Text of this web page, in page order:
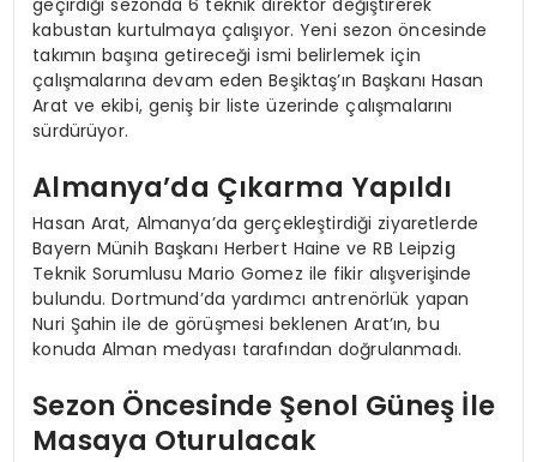
kabustan kurtulmaya çalışıyor. Yeni sezon öncesinde
takımın başına getireceği ismi belirlemek için
çalışmalarına devam eden Beşiktaş’ın Başkanı Hasan
Arat ve ekibi, geniş bir liste üzerinde çalışmalarını
sürdürüyor.
Almanya’da Çıkarma Yapıldı
Hasan Arat, Almanya’da gerçekleştirdiği ziyaretlerde
Bayern Münih Başkanı Herbert Haine ve RB Leipzig
Teknik Sorumlusu Mario Gomez ile fikir alışverişinde
bulundu. Dortmund’da yardımcı antrenörlük yapan
Nuri Şahin ile de görüşmesi beklenen Arat’ın, bu
konuda Alman medyası tarafından doğrulanmadı.
Sezon Öncesinde Şenol Güneş İle
Masaya Oturulacak